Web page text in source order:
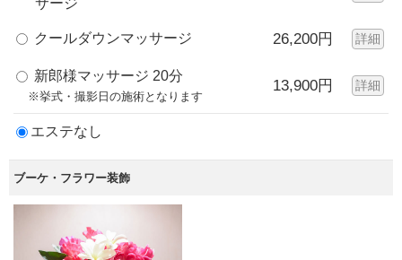
クールダウンマッサージ 26,200円 詳細
新郎様マッサージ 20分
※挙式・撮影日の施術となります
13,900円 詳細
エステなし
ブーケ・フラワー装飾